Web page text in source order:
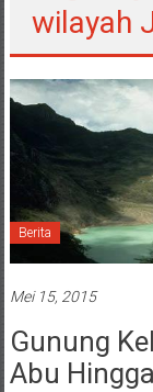
wilayah
Berita
Mei 15, 2015
Gunung
Abu